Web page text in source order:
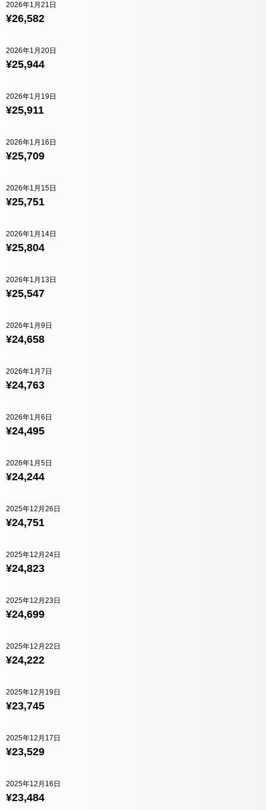
¥26,582
2026年1月21日
¥25,944
2026年1月20日
¥25,911
2026年1月19日
¥25,709
2026年1月16日
¥25,751
2026年1月15日
¥25,804
2026年1月14日
¥25,547
2026年1月13日
¥24,658
2026年1月9日
¥24,763
2026年1月7日
¥24,495
2026年1月6日
¥24,244
2026年1月5日
¥24,751
2025年12月26日
¥24,823
2025年12月24日
¥24,699
2025年12月23日
¥24,222
2025年12月22日
¥23,745
2025年12月19日
¥23,529
2025年12月17日
¥23,484
2025年12月16日